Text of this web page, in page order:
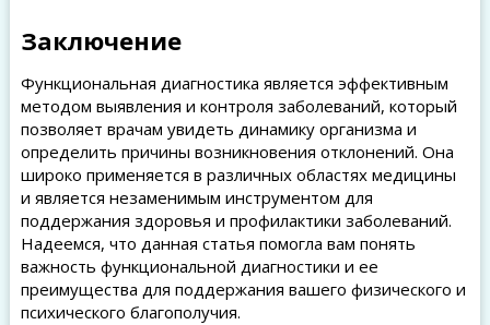
Заключение
Функциональная диагностика является эффективным
методом выявления и контроля заболеваний, который
позволяет врачам увидеть динамику организма и
определить причины возникновения отклонений. Она
широко применяется в различных областях медицины
и является незаменимым инструментом для
поддержания здоровья и профилактики заболеваний.
Надеемся, что данная статья помогла вам понять
важность функциональной диагностики и ее
преимущества для поддержания вашего физического и
психического благополучия.